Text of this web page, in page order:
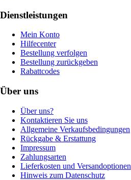
Dienstleistungen
Mein Konto
Hilfecenter
Bestellung verfolgen
Bestellung zurückgeben
Rabattcodes
Über uns
Über uns?
Kontaktieren Sie uns
Allgemeine Verkaufsbedingungen
Rückgabe & Erstattung
Impressum
Zahlungsarten
Lieferkosten und Versandoptionen
Hinweis zum Datenschutz